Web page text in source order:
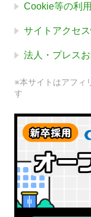
Cookie等の利
サイトアクセ
法人・プレス
※本サイトはアフィ
す